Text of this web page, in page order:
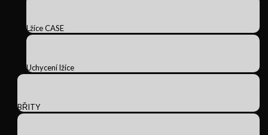
Lžíce CASE
Uchycení lžíce
BŘITY